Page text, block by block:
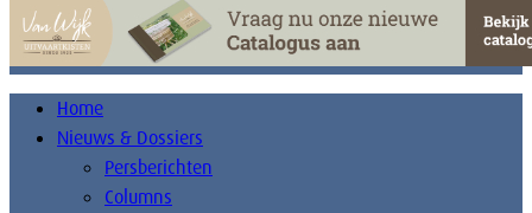
Home
Nieuws & Dossiers
Persberichten
Columns